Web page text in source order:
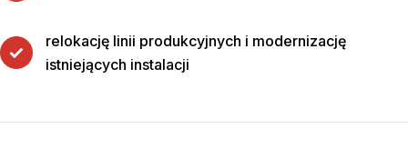
relokację linii produkcyjnych i modernizację
istniejących instalacji